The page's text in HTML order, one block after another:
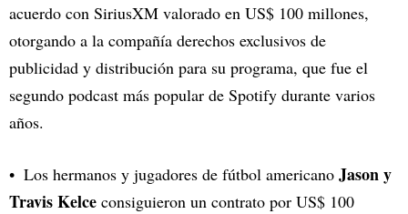
acuerdo con SiriusXM valorado en US$ 100 millones,
otorgando a la compañía derechos exclusivos de
publicidad y distribución para su programa, que fue el
segundo podcast más popular de Spotify durante varios
años.
Los hermanos y jugadores de fútbol americano Jason y
Travis Kelce consiguieron un contrato por US$ 100